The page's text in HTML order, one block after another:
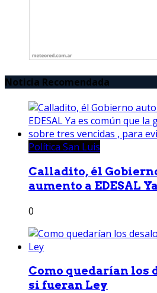
Noticia Recomendada
Política San Luis
Calladito, él
aumento a EDESAL
0
Como quedarían los
si fueran Ley